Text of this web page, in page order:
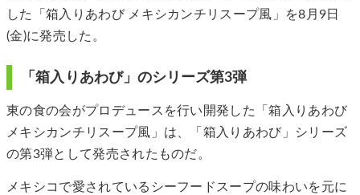
した「箱入りあわび メキシカンチリスープ風」を8月9日
(金)に発売した。
「箱入りあわび」のシリーズ第3弾
東の食の会がプロデュースを行い開発した「箱入りあわび
メキシカンチリスープ風」は、「箱入りあわび」シリーズ
の第3弾として発売されたものだ。
メキシコで愛されているシーフードスープの味わいを元に